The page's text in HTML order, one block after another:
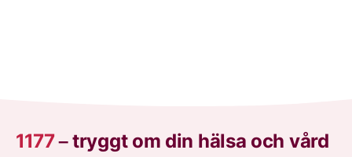
1177–tryggt om din hälsa och vård